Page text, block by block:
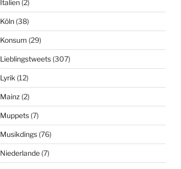
Italien(2)
Köln(38)
Konsum (29)
Lieblingstweets(307)
Lyrik (12)
Mainz (2)
Muppets(7)
Musikdings(76)
Niederlande(7)